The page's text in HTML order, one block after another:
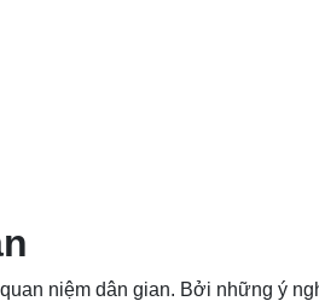
niệm dân gian. Bởi những ý